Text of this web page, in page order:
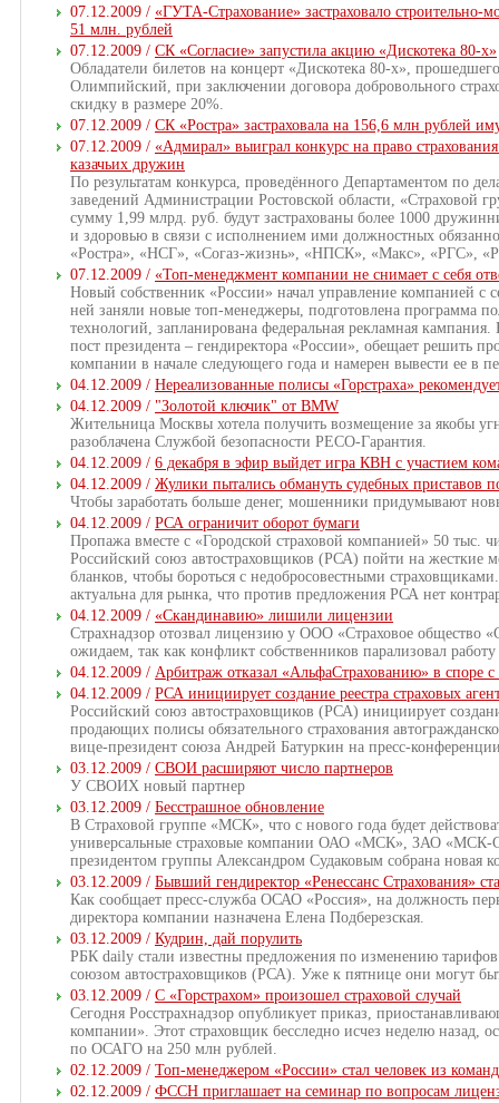
07.12.2009 / «ГУТА-Страхование» застраховало
51 млн. рублей
07.12.2009 / СК «Согласие» запустила акцию «Дискотека 80-х»
Обладатели билетов на концерт «Дискотека 80-х»,
Олимпийский, при заключении договора добровольного
скидку в размере 20%.
07.12.2009 / CК «Ростра» застраховала на 156,6 млн рублей
07.12.2009 / «Адмирал» выиграл конкурс на право
казачьих дружин
По результатам конкурса, проведённого Департаментом по
заведений Администрации Ростовской области, «Страховой
сумму 1,99 млрд. руб. будут застрахованы более 1000
и здоровью в связи с исполнением ими должностных
«Ростра», «НСГ», «Согаз-жизнь», «НПСК», «Макс», «РГС»,
07.12.2009 / «Топ-менеджмент компании не снимает с себя
Новый собственник «России» начал управление компанией с
ней заняли новые топ-менеджеры, подготовлена программа
технологий, запланирована федеральная рекламная
пост президента – гендиректора «России», обещает решить
компании в начале следующего года и намерен вывести ее в
04.12.2009 / Нереализованные полисы «Горстраха»
04.12.2009 / "Золотой ключик" от BMW
Жительница Москвы хотела получить возмещение за якобы
разоблачена Службой безопасности РЕСО-Гарантия.
04.12.2009 / 6 декабря в эфир выйдет игра КВН с участием
04.12.2009 / Жулики пытались обмануть судебных приставов
Чтобы заработать больше денег, мошенники придумывают
04.12.2009 / РСА ограничит оборот бумаги
Пропажа вместе с «Городской страховой компанией» 50 тыс.
Российский союз автостраховщиков (РСА) пойти на жесткие
бланков, чтобы бороться с недобросовестными
актуальна для рынка, что против предложения РСА нет
04.12.2009 / «Скандинавию» лишили лицензии
Страхнадзор отозвал лицензию у ООО «Страховое общество
ожидаем, так как конфликт собственников парализовал
04.12.2009 / Арбитраж отказал «АльфаСтрахованию» в споре
04.12.2009 / РСА инициирует создание реестра страховых
Российский союз автостраховщиков (РСА) инициирует
продающих полисы обязательного страхования
вице-президент союза Андрей Батуркин на пресс-
03.12.2009 / СВОИ расширяют число партнеров
У СВОИХ новый партнер
03.12.2009 / Бесстрашное обновление
В Страховой группе «МСК», что с нового года будет
универсальные страховые компании ОАО «МСК», ЗАО
президентом группы Александром Судаковым собрана новая
03.12.2009 / Бывший гендиректор «Ренессанс Страхования»
Как сообщает пресс-служба ОСАО «Россия», на должность
директора компании назначена Елена Подберезская.
03.12.2009 / Кудрин, дай порулить
РБК daily стали известны предложения по изменению
союзом автостраховщиков (РСА). Уже к пятнице они могут
03.12.2009 / С «Горстрахом» произошел страховой случай
Сегодня Росстрахнадзор опубликует приказ,
компании». Этот страховщик бесследно исчез неделю назад,
по ОСАГО на 250 млн рублей.
02.12.2009 / Топ-менеджером «России» стал человек из
02.12.2009 / ФССН приглашает на семинар по вопросам